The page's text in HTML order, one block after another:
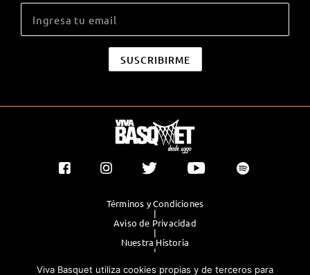
Términos y Condiciones
|
Aviso de Privacidad
|
Nuestra Historia
|
|
Viva Basquet utiliza cookies propias y de terceros para